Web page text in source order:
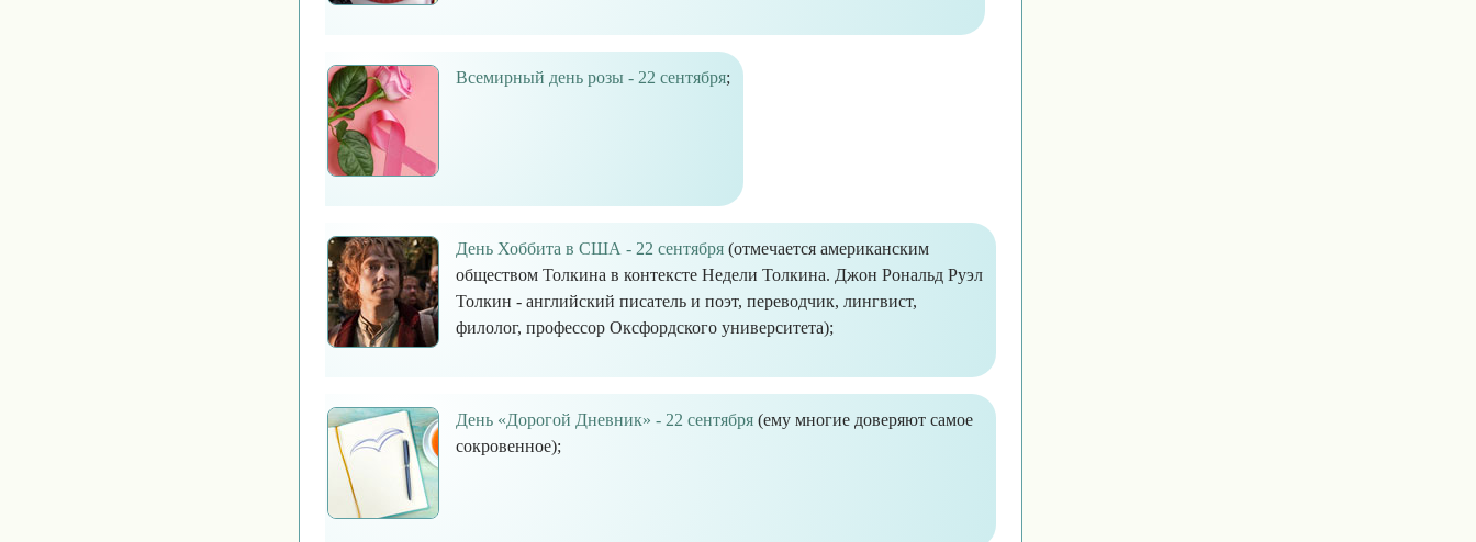
Всемирный день розы - 22 сентября;
День Хоббита в США - 22 сентября (отмечается американским
обществом Толкина в контексте Недели Толкина. Джон Рональд Руэл
Толкин - английский писатель и поэт, переводчик, лингвист,
филолог, профессор Оксфордского университета);
День «Дорогой Дневник» - 22 сентября (ему многие доверяют самое
сокровенное);